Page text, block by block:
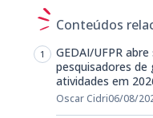
Conteúdos
GEDAI/UFPR
pesquisadores de
atividades em
Oscar Cidri06/08/